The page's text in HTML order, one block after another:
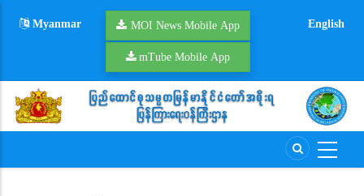
Myanmar MOI News Mobile App
mTube Mobile App
English